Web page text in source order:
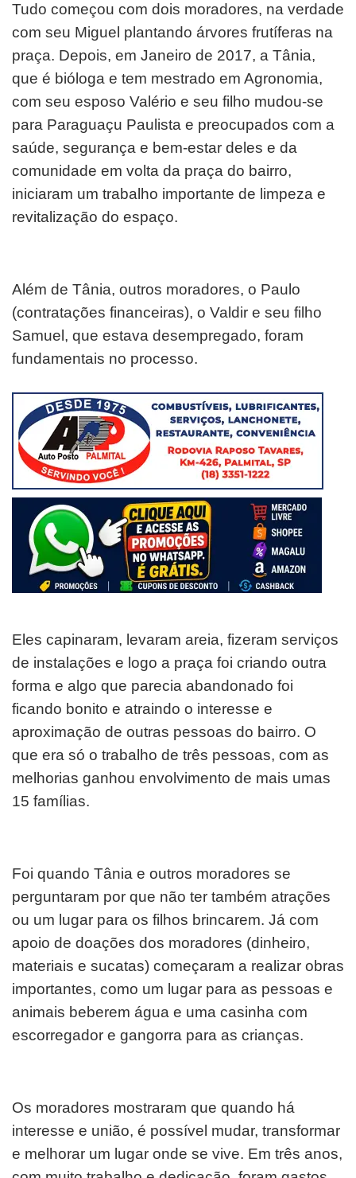
Tudo começou com dois moradores, na verdade
com seu Miguel plantando árvores frutíferas na
praça. Depois, em Janeiro de 2017, a Tânia,
que é bióloga e tem mestrado em Agronomia,
com seu esposo Valério e seu filho mudou-se
para Paraguaçu Paulista e preocupados com a
saúde, segurança e bem-estar deles e da
comunidade em volta da praça do bairro,
iniciaram um trabalho importante de limpeza e
revitalização do espaço.
Além de Tânia, outros moradores, o Paulo
(contratações financeiras), o Valdir e seu filho
Samuel, que estava desempregado, foram
fundamentais no processo.
Eles capinaram, levaram areia, fizeram serviços
de instalações e logo a praça foi criando outra
forma e algo que parecia abandonado foi
ficando bonito e atraindo o interesse e
aproximação de outras pessoas do bairro. O
que era só o trabalho de três pessoas, com as
melhorias ganhou envolvimento de mais umas
15 famílias.
Foi quando Tânia e outros moradores se
perguntaram por que não ter também atrações
ou um lugar para os filhos brincarem. Já com
apoio de doações dos moradores (dinheiro,
materiais e sucatas) começaram a realizar obras
importantes, como um lugar para as pessoas e
animais beberem água e uma casinha com
escorregador e gangorra para as crianças.
Os moradores mostraram que quando há
interesse e união, é possível mudar, transformar
e melhorar um lugar onde se vive. Em três anos,